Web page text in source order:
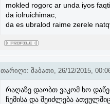
mokled rogorc ar unda iyos
da iolruichimac,
da es ubralod raime zerele
თარიღი: შაბათი, 26/12/2015,
რაღაზე დაობთ ვაკომ ხო
ჩემისა და შეიძლება